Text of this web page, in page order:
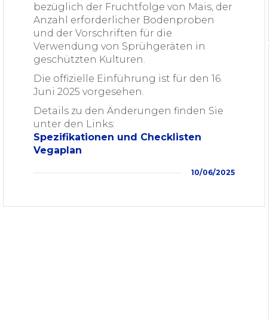
bezüglich der Fruchtfolge von Mais, der
Anzahl erforderlicher Bodenproben
und der Vorschriften für die
Verwendung von Sprühgeräten in
geschützten Kulturen.
Die offizielle Einführung ist für den 16.
Juni 2025 vorgesehen.
Details zu den Änderungen finden Sie
unter den Links:
Spezifikationen und Checklisten
Vegaplan
10/06/2025